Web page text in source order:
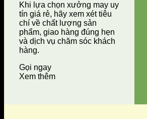
Khi lựa chọn xưởng may uy
tín giá rẻ, hãy xem xét tiêu
chí về chất lượng sản
phẩm, giao hàng đúng hẹn
và dịch vụ chăm sóc khách
hàng.
Gọi ngay
Xem thêm